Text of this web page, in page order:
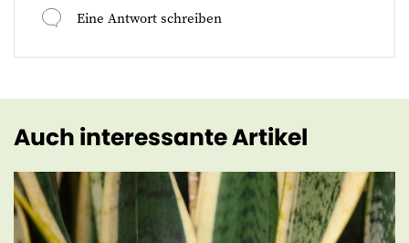
Eine Antwort schreiben
Auch interessante Artikel